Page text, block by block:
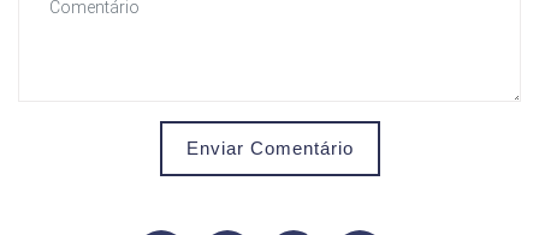
Enviar Comentário